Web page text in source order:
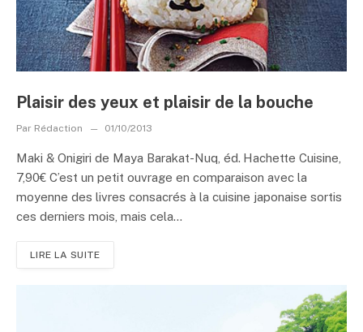
Plaisir des yeux et plaisir de la bouche
Par Rédaction 01/10/2013
Maki & Onigiri de Maya Barakat-Nuq, éd. Hachette Cuisine,
7,90€ C’est un petit ouvrage en comparaison avec la
moyenne des livres consacrés à la cuisine japonaise sortis
ces derniers mois, mais cela...
LIRE LA SUITE